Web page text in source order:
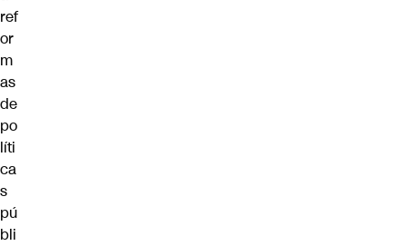
ref
or
m
as
de
po
líti
ca
s
pú
bli